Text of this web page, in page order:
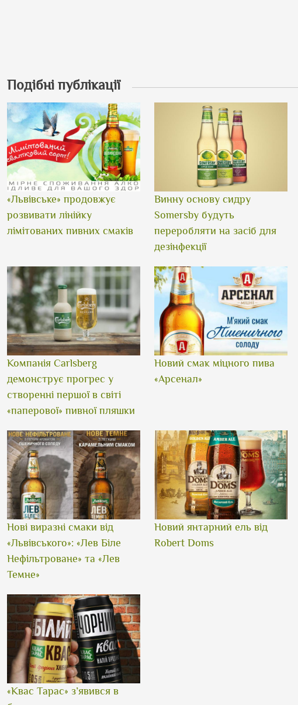
Подібні публікації
«Львівське» продовжує
розвивати лінійку
лімітованих пивних смаків
Винну основу сидру
Somersby будуть
переробляти на засіб для
дезінфекції
Компанія Carlsberg
демонструє прогрес у
створенні першої в світі
«паперової» пивної пляшки
Новий смак міцного пива
«Арсенал»
Нові виразні смаки від
«Львівського»: «Лев Біле
Нефільтроване» та «Лев
Темне»
Новий янтарний ель від
Robert Doms
«Квас Тарас» з’явився в